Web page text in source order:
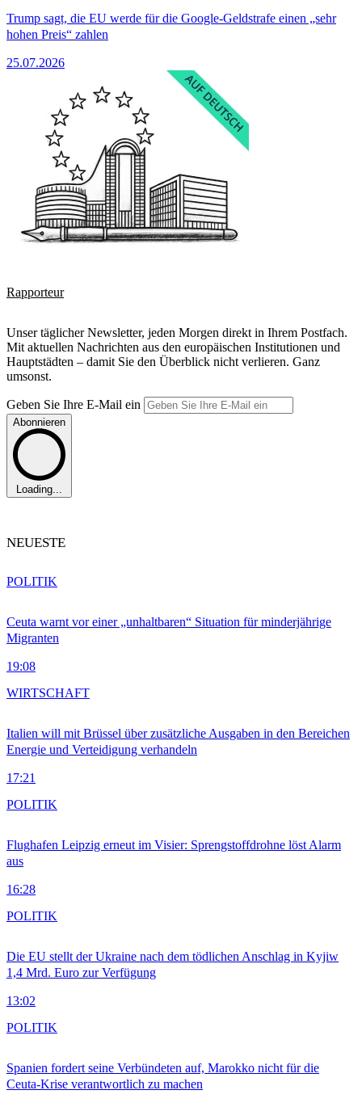
Trump sagt, die EU werde für die Google-Geldstrafe einen „sehr
hohen Preis“ zahlen
25.07.2026
Rapporteur
Unser täglicher Newsletter, jeden Morgen direkt in Ihrem Postfach.
Mit aktuellen Nachrichten aus den europäischen Institutionen und
Hauptstädten – damit Sie den Überblick nicht verlieren. Ganz
umsonst.
Geben Sie Ihre E-Mail ein
Abonnieren
Loading...
NEUESTE
Ceuta warnt vor einer „unhaltbaren“ Situation für minderjährige
Migranten
19:08
POLITIK
Italien will mit Brüssel über zusätzliche Ausgaben in den Bereichen
Energie und Verteidigung verhandeln
17:21
WIRTSCHAFT
Flughafen Leipzig erneut im Visier: Sprengstoffdrohne löst Alarm
aus
16:28
POLITIK
Die EU stellt der Ukraine nach dem tödlichen Anschlag in Kyjiw
1,4 Mrd. Euro zur Verfügung
13:02
POLITIK
Spanien fordert seine Verbündeten auf, Marokko nicht für die
Ceuta-Krise verantwortlich zu machen
POLITIK